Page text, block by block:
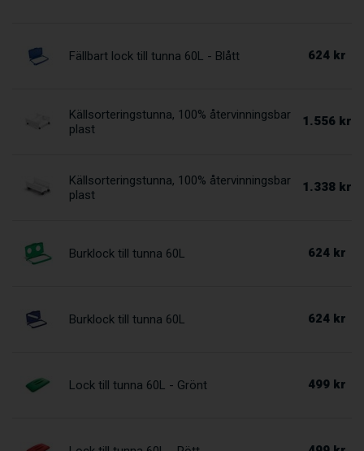
Fällbart lock till tunna 60L - Blått 624 kr
Källsorteringstunna, 100% återvinningsbar
plast
1.556 kr
Källsorteringstunna, 100% återvinningsbar
plast
1.338 kr
Burklock till tunna 60L 624 kr
Burklock till tunna 60L 624 kr
Lock till tunna 60L - Grönt 499 kr